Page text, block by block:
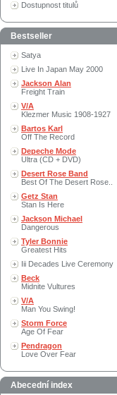
Dostupnost titulů
Bestseller
Satya
Live In Japan May 2000
Jackson Alan
Freight Train
V/A
Klezmer Music 1908-1927
Bartos Karl
Off The Record
Depeche Mode
Ultra (CD + DVD)
Desert Rose Band
Best Of The Desert Rose..
Getz Stan
Stan Is Here
Jackson Michael
Dangerous
Tyler Bonnie
Greatest Hits
Iii Decades Live Ceremony
Beck
Midnite Vultures
V/A
Man You Swing!
Storm Force
Age Of Fear
Pendragon
Love Over Fear
Abecední index